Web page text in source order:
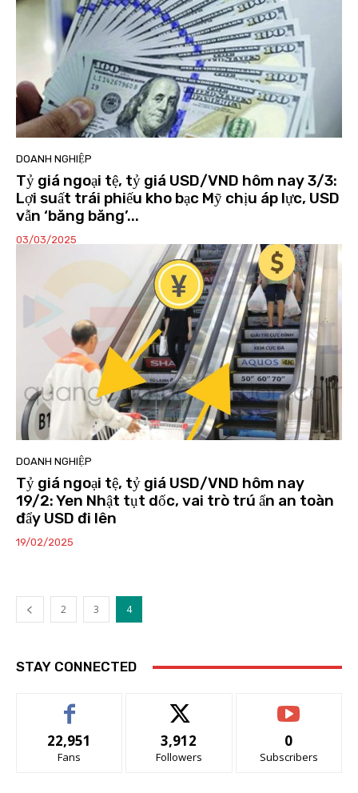
DOANH NGHIỆP
Tỷ giá ngoại tệ, tỷ giá USD/VND hôm nay 3/3:
Lợi suất trái phiếu kho bạc Mỹ chịu áp lực, USD
vẫn ‘băng băng’...
03/03/2025
DOANH NGHIỆP
Tỷ giá ngoại tệ, tỷ giá USD/VND hôm nay
19/2: Yen Nhật tụt dốc, vai trò trú ẩn an toàn
đẩy USD đi lên
19/02/2025
2 3 4
STAY CONNECTED
22,951
Fans
3,912
Followers
0
Subscribers